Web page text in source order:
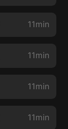
11min
11min
11min
11min